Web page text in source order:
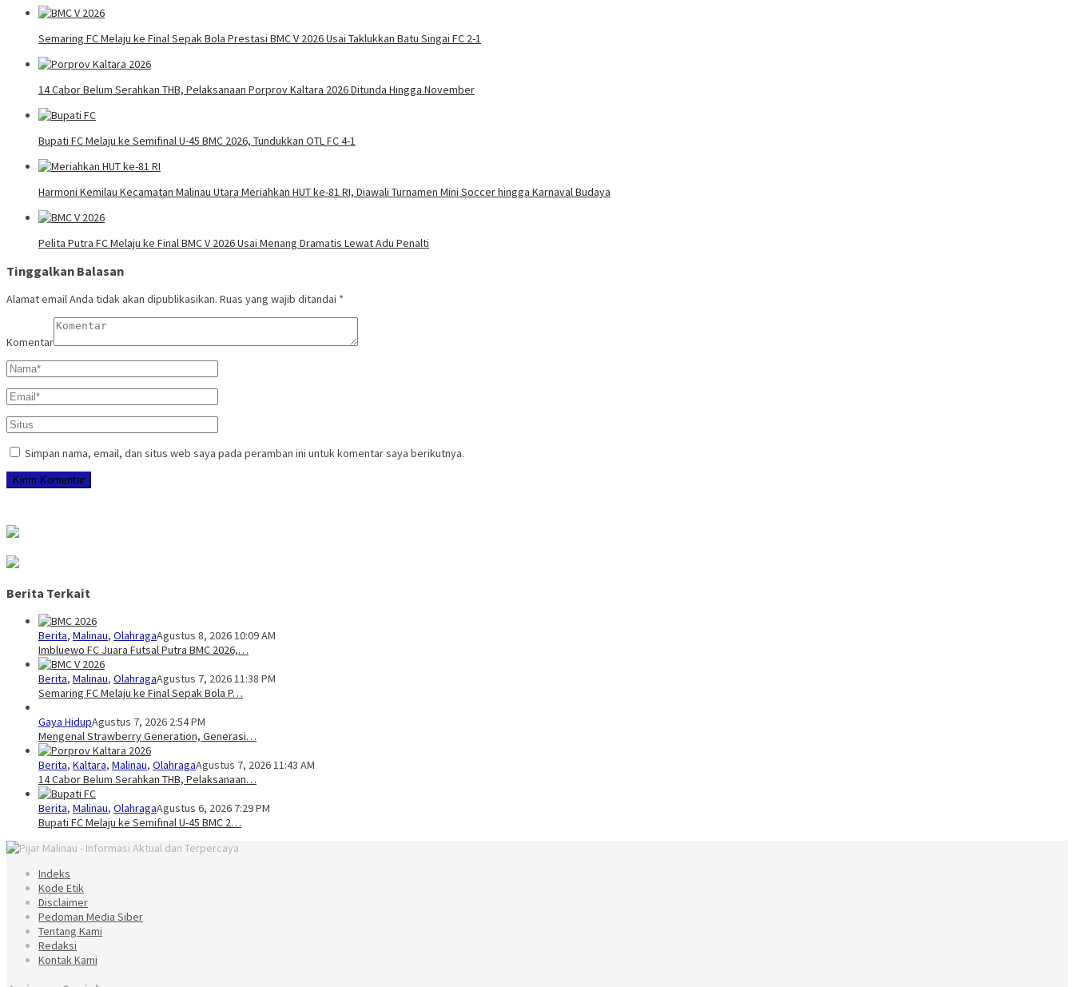
Semaring FC Melaju ke Final Sepak Bola Prestasi BMC V 2026 Usai Taklukkan Batu Singai FC 2-1
14 Cabor Belum Serahkan THB, Pelaksanaan Porprov Kaltara 2026 Ditunda Hingga November
Bupati FC Melaju ke Semifinal U-45 BMC 2026, Tundukkan OTL FC 4-1
Harmoni Kemilau Kecamatan Malinau Utara Meriahkan HUT ke-81 RI, Diawali Turnamen Mini Soccer hingga Karnaval Budaya
Pelita Putra FC Melaju ke Final BMC V 2026 Usai Menang Dramatis Lewat Adu Penalti
Tinggalkan Balasan
Alamat email Anda tidak akan dipublikasikan. Ruas yang wajib ditandai *
Komentar
Simpan nama, email, dan situs web saya pada peramban ini untuk komentar saya berikutnya.
Berita Terkait
Berita, Malinau, OlahragaAgustus 8, 2026 10:09 AM
Imbluewo FC Juara Futsal Putra BMC 2026,…
Berita, Malinau, OlahragaAgustus 7, 2026 11:38 PM
Semaring FC Melaju ke Final Sepak Bola P…
Gaya HidupAgustus 7, 2026 2:54 PM
Mengenal Strawberry Generation, Generasi…
Berita, Kaltara, Malinau, OlahragaAgustus 7, 2026 11:43 AM
14 Cabor Belum Serahkan THB, Pelaksanaan…
Berita, Malinau, OlahragaAgustus 6, 2026 7:29 PM
Bupati FC Melaju ke Semifinal U-45 BMC 2…
Indeks
Kode Etik
Disclaimer
Pedoman Media Siber
Tentang Kami
Redaksi
Kontak Kami